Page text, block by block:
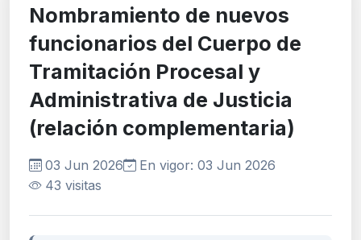
Nombramiento de nuevos
funcionarios del Cuerpo de
Tramitación Procesal y
Administrativa de Justicia
(relación complementaria)
03 Jun 2026
En vigor: 03 Jun 2026
43 visitas